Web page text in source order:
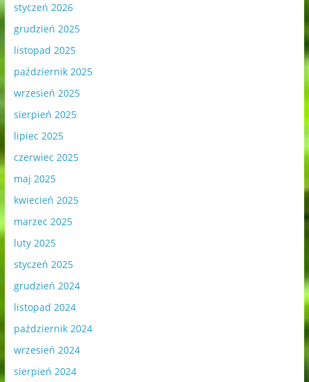
styczeń 2026
grudzień 2025
listopad 2025
październik 2025
wrzesień 2025
sierpień 2025
lipiec 2025
czerwiec 2025
maj 2025
kwiecień 2025
marzec 2025
luty 2025
styczeń 2025
grudzień 2024
listopad 2024
październik 2024
wrzesień 2024
sierpień 2024